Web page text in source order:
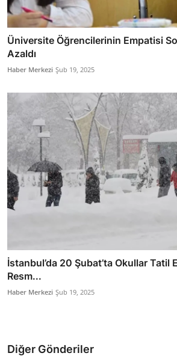
Üniversite Öğrencilerinin Empatisi
Azaldı
Haber Merkezi Şub 19, 2025
İstanbul’da 20 Şubat’ta Okullar Tatil
Resm...
Haber Merkezi Şub 19, 2025
Diğer Gönderiler